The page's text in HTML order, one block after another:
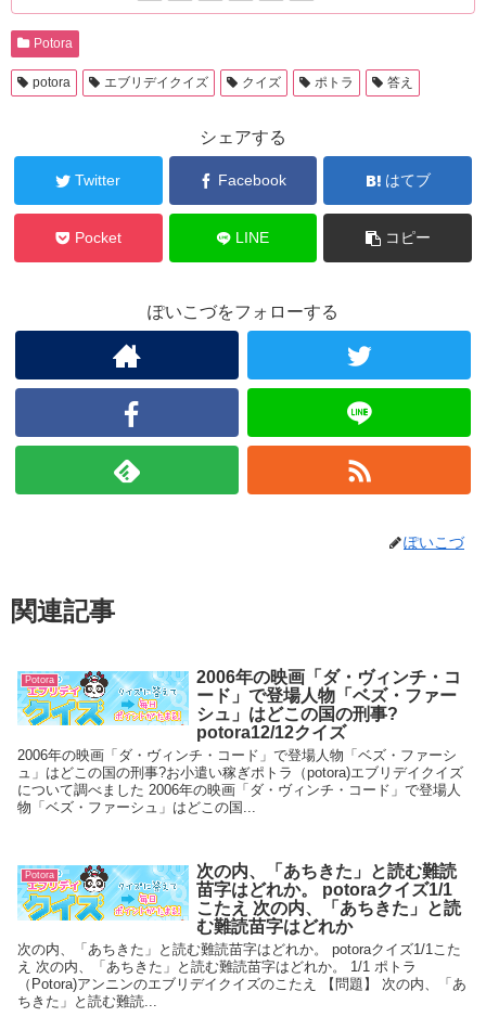
Potora
potora エブリデイクイズ クイズ ポトラ 答え
シェアする
Twitter Facebook はてブ
Pocket LINE コピー
ぽいこづをフォローする
ぽいこづ
関連記事
Potora
2006年の映画「ダ・ヴィンチ・コ
ード」で登場人物「ベズ・ファー
シュ」はどこの国の刑事?
potora12/12クイズ
2006年の映画「ダ・ヴィンチ・コード」で登場人物「ベズ・ファーシ
ュ」はどこの国の刑事?お小遣い稼ぎポトラ（potora)エブリデイクイズ
について調べました 2006年の映画「ダ・ヴィンチ・コード」で登場人
物「ベズ・ファーシュ」はどこの国...
Potora
次の内、「あちきた」と読む難読
苗字はどれか。 potoraクイズ1/1
こたえ 次の内、「あちきた」と読
む難読苗字はどれか
次の内、「あちきた」と読む難読苗字はどれか。 potoraクイズ1/1こた
え 次の内、「あちきた」と読む難読苗字はどれか。 1/1 ポトラ
（Potora)アンニンのエブリデイクイズのこたえ 【問題】 次の内、「あ
ちきた」と読む難読...